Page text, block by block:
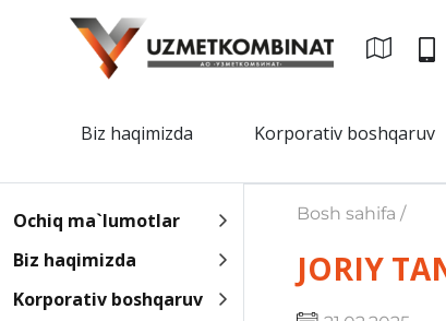
Biz haqimizda Korporativ boshqaruv
Ochiq ma`lumotlar
Biz haqimizda
Korporativ boshqaruv
Bosh sahifa /
JORIY